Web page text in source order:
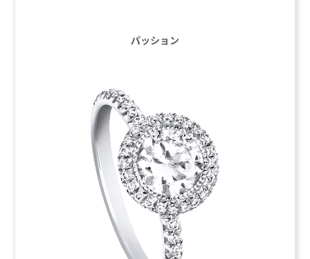
パッション